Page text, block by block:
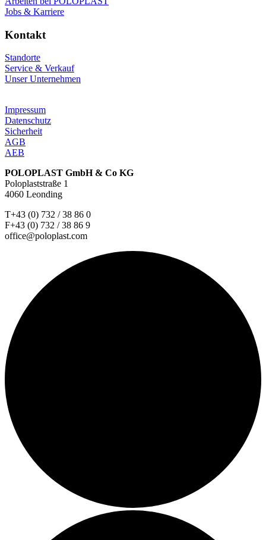
Jobs & Karriere
Kontakt
Standorte
Service & Verkauf
Unser Unternehmen
Impressum
Datenschutz
Sicherheit
AGB
AEB
POLOPLAST GmbH & Co KG
Poloplaststraße 1
4060 Leonding
T+43 (0) 732 / 38 86 0
F+43 (0) 732 / 38 86 9
office@poloplast.com